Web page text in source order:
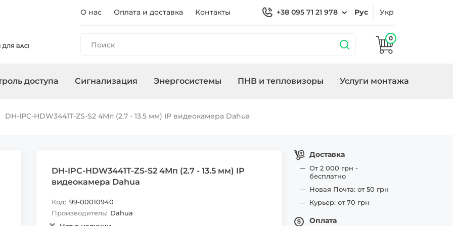
О нас Оплата и доставка Контакты +38 095 71 21 978 Рус Укр
0
оборудование
Считыватели
доступа Сигнализация Энергосистемы ПНВ и тепловизоры Услуги монтажа
DH-IPC-HDW3441T-ZS-S2 4Мп (2.7 - 13.5 мм) IP видеокамера Dahua
DH-IPC-HDW3441T-ZS-S2 4Мп (2.7 - 13.5 мм) IP
видеокамера Dahua
Код: 99-00010940
Производитель: Dahua
Доставка
От 2 000 грн -
бесплатно
Новая Почта: от 50 грн
Курьер: от 70 грн
Оплата